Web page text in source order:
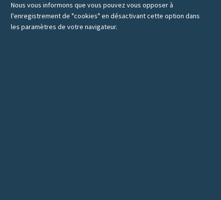
Nous vous informons que vous pouvez vous opposer à
l'enregistrement de "cookies" en désactivant cette option dans
les paramètres de votre navigateur.